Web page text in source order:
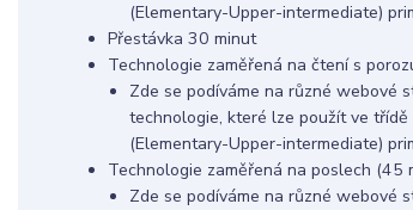
(Elementary-Upper-intermediate)
Přestávka 30 minut
Technologie zaměřená na čtení s
Zde se podíváme na různé webové
technologie, které lze použít ve
(Elementary-Upper-intermediate)
Technologie zaměřená na poslech (45
Zde se podíváme na různé webové